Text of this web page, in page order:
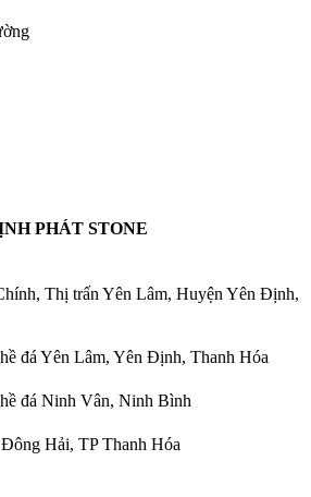
PHÁT STONE
Thị trấn Yên Lâm, Huyện Yên Định,
đá Yên Lâm, Yên Định, Thanh Hóa
đá Ninh Vân, Ninh Bình
Hải, TP Thanh Hóa